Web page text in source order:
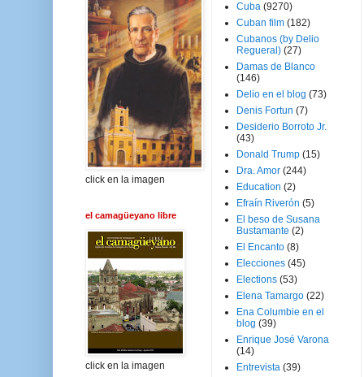
click en la imagen
el camagüeyano libre
click en la imagen
Cuba (9270)
Cuban film (182)
Cubanos (by Delio
Regueral) (27)
Damas de Blanco
(146)
Delio en el blog (73)
Denis Fortun (7)
Desiderio Borroto Jr.
(43)
Donald Trump (15)
Dra. Amor (244)
Education (2)
Efraín Riverón (5)
El beso de Susana
Bustamante (2)
El Encanto (8)
Elecciones (45)
Elections (53)
Elena Tamargo (22)
Ena Columbie en el
blog (39)
Enrique José Varona
(14)
Entrevista (39)